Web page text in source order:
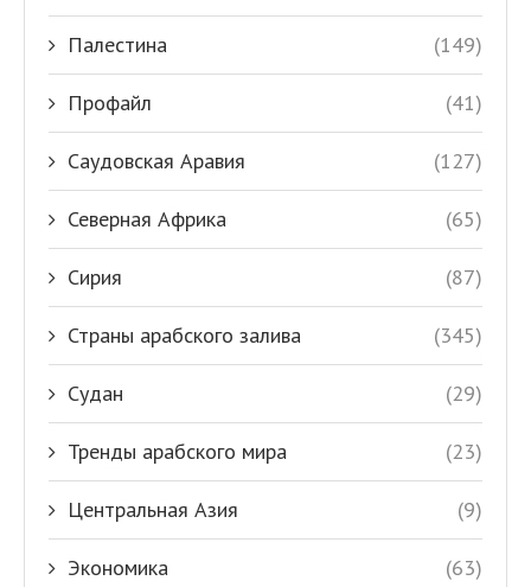
Палестина (149)
Профайл (41)
Саудовская Аравия (127)
Северная Африка (65)
Сирия (87)
Страны арабского залива (345)
Судан (29)
Тренды арабского мира (23)
Центральная Азия (9)
Экономика (63)